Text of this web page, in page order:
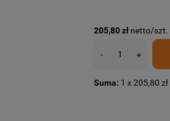
205,80 zł netto/szt.
- +
Suma: 1 x205,80 zł